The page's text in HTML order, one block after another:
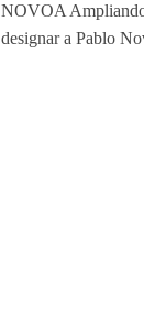
NOVOA
designar a Pablo